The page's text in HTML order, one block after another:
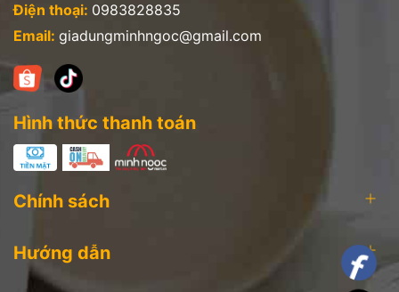
Điện thoại: 0983828835
Email: giadungminhngoc@gmail.com
Hình thức thanh toán
Chính sách
Hướng dẫn